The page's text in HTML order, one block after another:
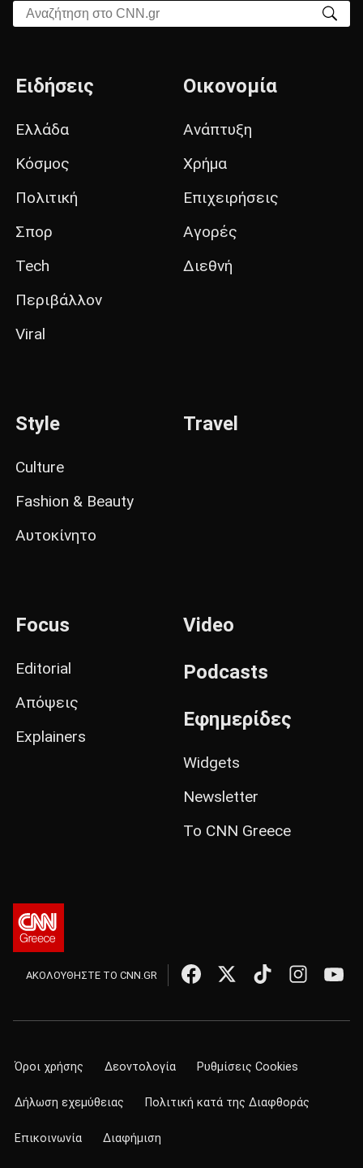
Αναζήτηση στο CNN.gr
Ειδήσεις
Ελλάδα
Κόσμος
Πολιτική
Σπορ
Tech
Περιβάλλον
Viral
Οικονομία
Ανάπτυξη
Χρήμα
Επιχειρήσεις
Αγορές
Διεθνή
Style
Culture
Fashion & Beauty
Αυτοκίνητο
Travel
Focus
Editorial
Απόψεις
Explainers
Video
Podcasts
Εφημερίδες
Widgets
Newsletter
Το CNN Greece
ΑΚΟΛΟΥΘΗΣΤΕ ΤΟ CNN.GR
Όροι χρήσης Δεοντολογία Ρυθμίσεις Cookies
Δήλωση εχεμύθειας Πολιτική κατά της Διαφθοράς
Επικοινωνία Διαφήμιση